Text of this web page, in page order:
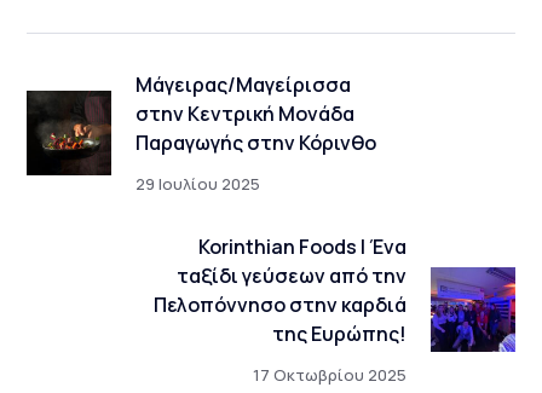
Μάγειρας/Μαγείρισσα
στην Κεντρική Μονάδα
Παραγωγής στην Κόρινθο
29 Ιουλίου 2025
Korinthian Foods | Ένα
ταξίδι γεύσεων από την
Πελοπόννησο στην καρδιά
της Ευρώπης!
17 Οκτωβρίου 2025